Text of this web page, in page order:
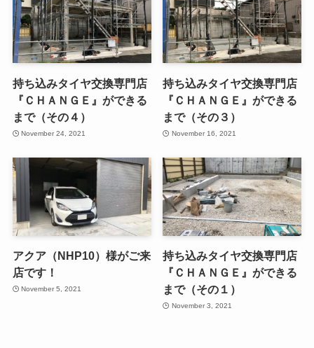
持ち込みタイヤ交換専門店
『ＣＨＡＮＧＥ』ができる
まで（その４）
November 24, 2021
持ち込みタイヤ交換専門店
『ＣＨＡＮＧＥ』ができる
まで（その３）
November 16, 2021
アクア（NHP10）様がご来
店です！
November 5, 2021
持ち込みタイヤ交換専門店
『ＣＨＡＮＧＥ』ができる
まで（その１）
November 3, 2021